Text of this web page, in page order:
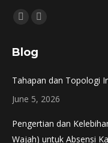
Find us on:
Instagram
opens
new
window
Mail
new
window
Blog
Tahapan dan Topologi
June 5, 2026
Pengertian dan
Wajah) untuk Absensi